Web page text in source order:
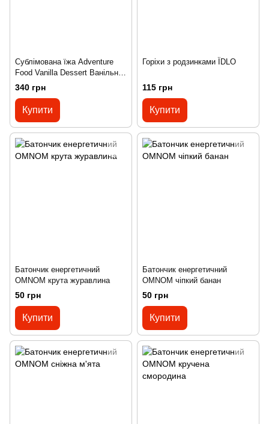
Сублімована їжа Adventure
Food Vanilla Dessert Ванільний
десерт New Package
silver/green
340 грн
Купити
Горіхи з родзинками ЇDLO
115 грн
Купити
Батончик енергетичний
OMNOM крута журавлина
50 грн
Купити
Батончик енергетичний
OMNOM чіпкий банан
50 грн
Купити